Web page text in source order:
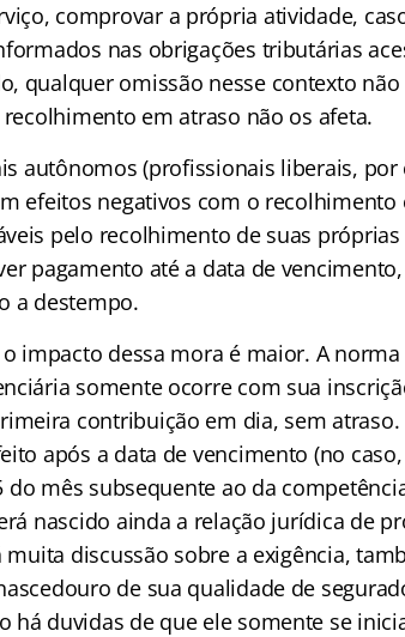
comprovar a própria atividade,
nas obrigações tributárias
qualquer omissão nesse contexto
em atraso não os afeta.
autônomos (profissionais liberais, por
efeitos negativos com o recolhimento
pelo recolhimento de suas
pagamento até a data de
a destempo.
impacto dessa mora é maior. A
somente ocorre com sua
contribuição em dia, sem
após a data de vencimento (no
do mês subsequente ao da
nascido ainda a relação jurídica de
discussão sobre a exigência,
de sua qualidade de
há duvidas de que ele somente se